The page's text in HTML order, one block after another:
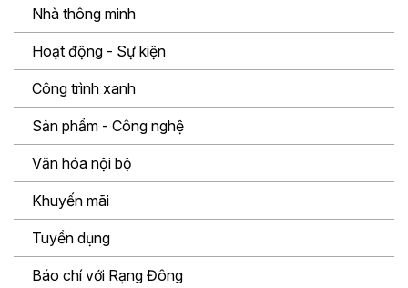
Nhà thông minh
Hoạt động - Sự kiện
Công trình xanh
Sản phẩm - Công nghệ
Văn hóa nội bộ
Khuyến mãi
Tuyển dụng
Báo chí với Rạng Đông